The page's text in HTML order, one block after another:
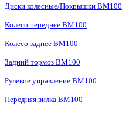
Диски колесные/Покрышки BM100
Колесо переднее BM100
Колесо заднее BM100
Задний тормоз BM100
Рулевое управление BM100
Передняя вилка BM100